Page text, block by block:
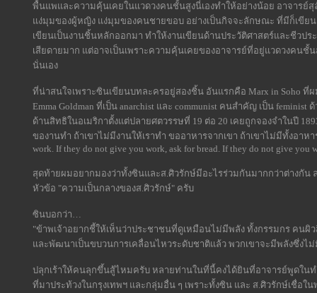
พื้นแพและความคุ้นเคยในแวดวงคนชั้นสูงนี่เองทำให้อย่างน้อย อาจารย์
แง่มุมของผู้หญิง แง่มุมของคนชายขอบ อย่างเป็นกิจจะลักษณะ ที่มีก็เขีย
เขียนเป็นงานชิ้นหลักออกมา ทำให้งานเขียนด้านประวัติศาสตร์และชีวป
เสียดายมาก แต่อาจเป็นเพราะความคุ้นเคยของอาจารย์ที่อยู่แวดวงคน
นั่นเอง
ที่น่าสนใจเพราะซินเขียนบทละครอยู่สองชิ้น อันแรกคือ Marx in Soho ที่
Emma Goldman ที่เป็น anarchist และ communist คนสำคัญ เป็น
ด้านสิทธิในอเมริกาตั้งแต่ปลายศตวรรษที่ 19 ต่อ 20 เคยถูกจองจำในปี
ของานทำ ถ้าเขาไม่มีงานให้เราทำ ขออาหารจากเขา ถ้าเขาไม่มีทั้งอาห
work. If they do not give you work, ask for bread. If they do not give you
สุดท้ายผมอยากมองว่าทั้งซินและส.ศิวรักษ์มีอะไรร่วมกันมากกว่าต่างกั
หัวข้อ "ความเป็นกลางของส.ศิวรักษ์" ครับ
ซินบอกว่า…
"ข้าพเจ้าอยากชี้ให้เห็นว่าประชาชนที่ดูเหมือนไม่มีพลัง ทั้งกรรมกร คนผิ
และพัฒนาเป็นขบวนการเคลื่อนไหวระดับชาติแล้ว พวกเขาจะมีพลังซึ่งไ
ปลุกเร้าให้คนลุกขึ้นสู้ไหมครับ หลายท่านในที่นี้คงได้ยินที่อาจารย์พูดใ
ที่มาประท้วงในกรุงเทพฯ และกลุ่มอื่น ๆ เพราะทั้งซิน และ ส.ศิวรักษ์เชื่อใ